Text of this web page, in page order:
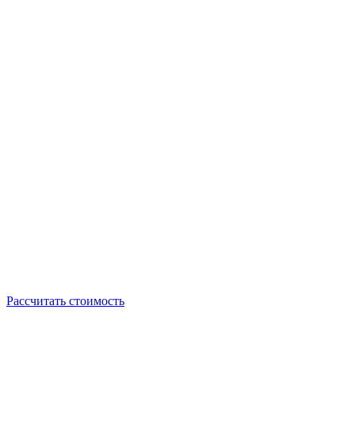
Рассчитать стоимость